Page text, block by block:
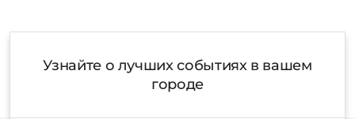
Узнайте о лучших событиях в вашем
городе